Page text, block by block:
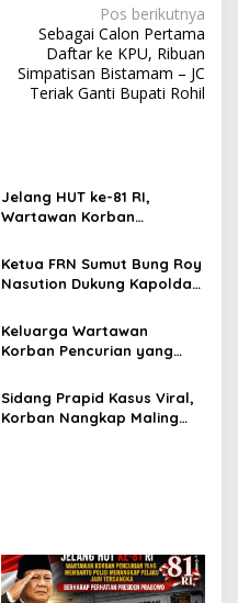
Pos berikutnya
Sebagai Calon Pertama
Daftar ke KPU, Ribuan
Simpatisan Bistamam – JC
Teriak Ganti Bupati Rohil
Jelang HUT ke-81 RI,
Wartawan Korban
Polisi Menangkap Pelaku
Jadi Tersangka Berharap
Perhatian Presiden
Ketua FRN Sumut Bung Roy
Nasution Dukung Kapolda
Medan Tangkap Terlapor
Kasus Dugaan Penipuan
Keluarga Wartawan
Korban Pencurian yang
Dibohongi Kapolrestabes
Medan, Kirim Surat ke
Presiden Prabowo, Komisi
Sidang Prapid Kasus Viral,
Korban Nangkap Maling